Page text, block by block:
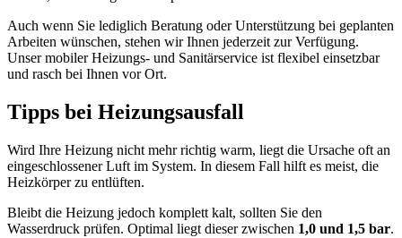
Auch wenn Sie lediglich Beratung oder Unterstützung bei geplanten
Arbeiten wünschen, stehen wir Ihnen jederzeit zur Verfügung.
Unser mobiler Heizungs- und Sanitärservice ist flexibel einsetzbar
und rasch bei Ihnen vor Ort.
Tipps bei Heizungsausfall
Wird Ihre Heizung nicht mehr richtig warm, liegt die Ursache oft an
eingeschlossener Luft im System. In diesem Fall hilft es meist, die
Heizkörper zu entlüften.
Bleibt die Heizung jedoch komplett kalt, sollten Sie den
Wasserdruck prüfen. Optimal liegt dieser zwischen 1,0 und 1,5 bar.